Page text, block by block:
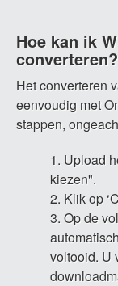
Hoe kan ik
converteren?
Het converteren
eenvoudig met
stappen,
Upload
kiezen".
Klik op
Op de
voltooid. U